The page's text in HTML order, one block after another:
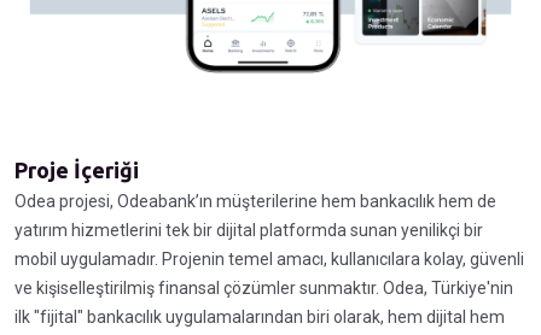
Proje İçeriği
Odea projesi, Odeabank’ın müşterilerine hem bankacılık hem de
yatırım hizmetlerini tek bir dijital platformda sunan yenilikçi bir
mobil uygulamadır. Projenin temel amacı, kullanıcılara kolay, güvenli
ve kişiselleştirilmiş finansal çözümler sunmaktır. Odea, Türkiye'nin
ilk "fijital" bankacılık uygulamalarından biri olarak, hem dijital hem